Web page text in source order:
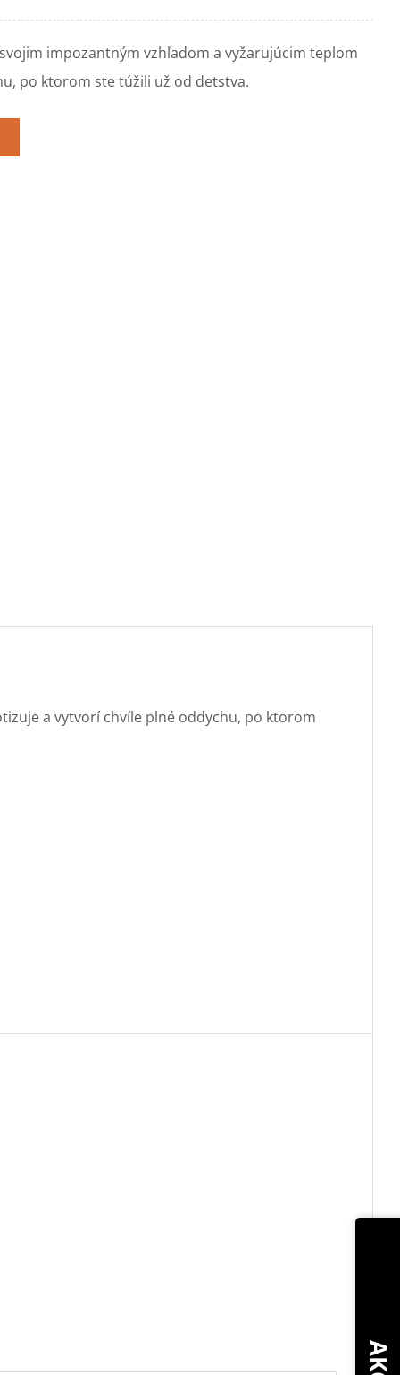
impozantným vzhľadom a vyžarujúcim teplom
po ktorom ste túžili už od detstva.
a vytvorí chvíle plné oddychu, po ktorom